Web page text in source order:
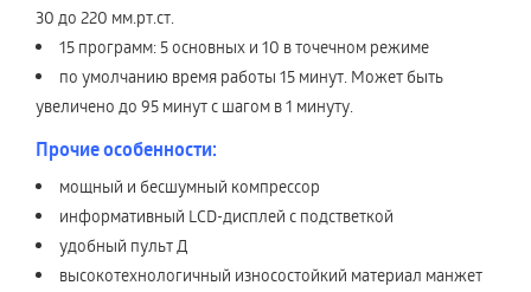
30 до 220 мм.рт.ст.
15 программ: 5 основных и 10 в точечном режиме
по умолчанию время работы 15 минут. Может быть
увеличено до 95 минут с шагом в 1 минуту.
Прочие особенности:
мощный и бесшумный компрессор
информативный LCD-дисплей с подстветкой
удобный пульт Д
высокотехнологичный износостойкий материал манжет